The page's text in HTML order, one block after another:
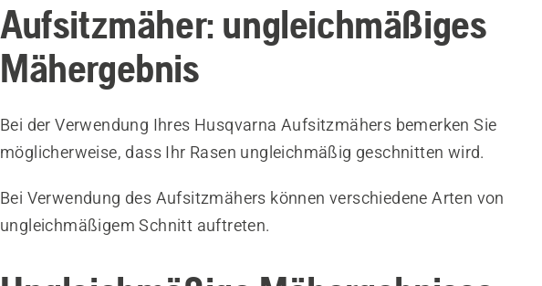
Aufsitzmäher: ungleichmäßiges
Mähergebnis
Bei der Verwendung Ihres Husqvarna Aufsitzmähers bemerken Sie
möglicherweise, dass Ihr Rasen ungleichmäßig geschnitten wird.
Bei Verwendung des Aufsitzmähers können verschiedene Arten von
ungleichmäßigem Schnitt auftreten.